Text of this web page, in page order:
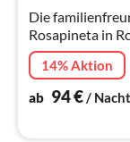
Die
Rosapineta in
Strandzugang,
Erwachsene,
14% Aktion
ab 94€ / Nacht